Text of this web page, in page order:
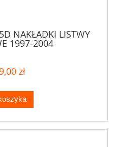
NAKŁADKI LISTWY
1997-2004
zł